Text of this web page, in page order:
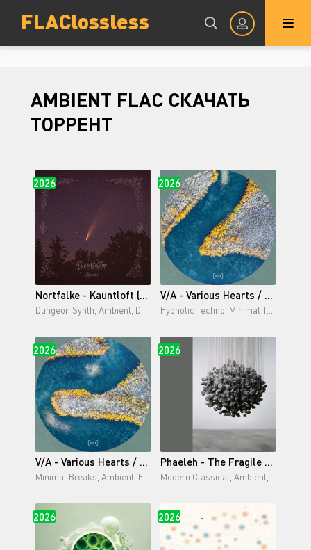
FLAClossless
Запомнить
ВОЙТИ НА САЙТ
Регистрация Восстановить пароль
Или войти через
AMBIENT FLAC СКАЧАТЬ
ТОРРЕНТ
Nortfalke - Kauntloft (2026)
2026
V/A - Various Hearts / Seventh Year (Part B) (2026)
Hypnotic Techno, Minimal Techno, Ambient
2026
V/A - Various Hearts / Seventh Year (Part A) (2026)
2026
Phaeleh - The Fragile Hours (2026)
2026
2026 2026